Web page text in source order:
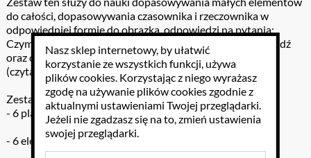
do całości, dopasowywania czasownika i rzeczownika w
odpowiedniej formie do obrazka, odpowiedzi na pytania:
Czym.....? Co robi.....?, przez podanie etykietek lub wypowiedź
oraz czytanie pełnymi wyrazami zdań dwuwyrazowych
(czytanie globalne).
Zestaw zawiera:
- 6 plansz
- 6 elementów obrazkowych
Nasz sklep internetowy, by ułatwić
korzystanie ze wszystkich funkcji, używa
plików cookies. Korzystając z niego wyrażasz
zgodę na używanie plików cookies zgodnie z
aktualnymi ustawieniami Twojej przeglądarki.
Jeżeli nie zgadzasz się na to, zmień ustawienia
swojej przeglądarki.